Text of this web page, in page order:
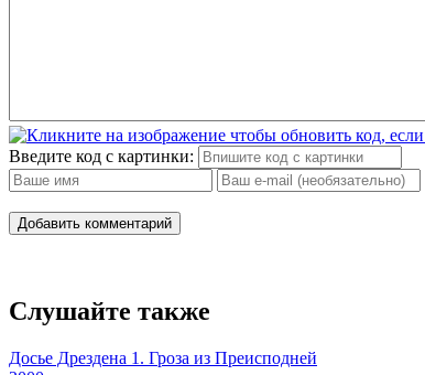
Введите код с картинки:
Добавить комментарий
Слушайте также
Досье Дрездена 1. Гроза из Преисподней